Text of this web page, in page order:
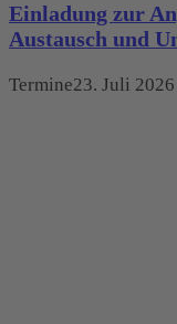
Einladung zur
Austausch und
Termine23. Juli 2026